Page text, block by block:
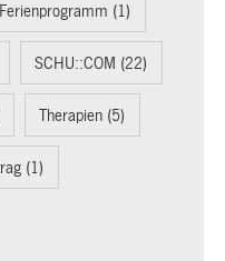
Ferienprogramm (1)
SCHU::COM (22)
Therapien (5)
(1)